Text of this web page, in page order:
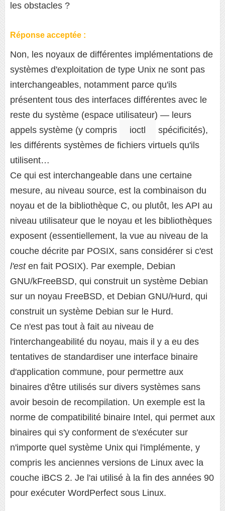
les obstacles ?
Réponse acceptée :
Non, les noyaux de différentes implémentations de
systèmes d'exploitation de type Unix ne sont pas
interchangeables, notamment parce qu'ils
présentent tous des interfaces différentes avec le
reste du système (espace utilisateur) — leurs
appels système (y compris
ioctl
spécificités),
les différents systèmes de fichiers virtuels qu'ils
utilisent…
Ce qui est interchangeable dans une certaine
mesure, au niveau source, est la combinaison du
noyau et de la bibliothèque C, ou plutôt, les API au
niveau utilisateur que le noyau et les bibliothèques
exposent (essentiellement, la vue au niveau de la
couche décrite par POSIX, sans considérer si c'est
l'esten fait POSIX). Par exemple, Debian
GNU/kFreeBSD, qui construit un système Debian
sur un noyau FreeBSD, et Debian GNU/Hurd, qui
construit un système Debian sur le Hurd.
Ce n'est pas tout à fait au niveau de
l'interchangeabilité du noyau, mais il y a eu des
tentatives de standardiser une interface binaire
d'application commune, pour permettre aux
binaires d'être utilisés sur divers systèmes sans
avoir besoin de recompilation. Un exemple est la
norme de compatibilité binaire Intel, qui permet aux
binaires qui s'y conforment de s'exécuter sur
n'importe quel système Unix qui l'implémente, y
compris les anciennes versions de Linux avec la
couche iBCS 2. Je l'ai utilisé à la fin des années 90
pour exécuter WordPerfect sous Linux.